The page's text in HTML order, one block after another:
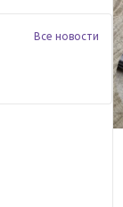
Все новости